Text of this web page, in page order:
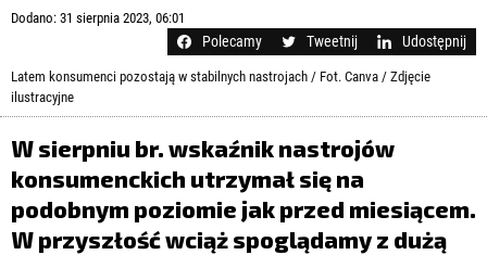
LIFESTYLE
OPINIE I KOMENTARZE
Dodano: 31 sierpnia 2023, 06:01
Polecamy Tweetnij Udostępnij
Latem konsumenci pozostają w stabilnych nastrojach / Fot. Canva / Zdjęcie
ilustracyjne
W sierpniu br. wskaźnik nastrojów
konsumenckich utrzymał się na
podobnym poziomie jak przed miesiącem.
W przyszłość wciąż spoglądamy z dużą